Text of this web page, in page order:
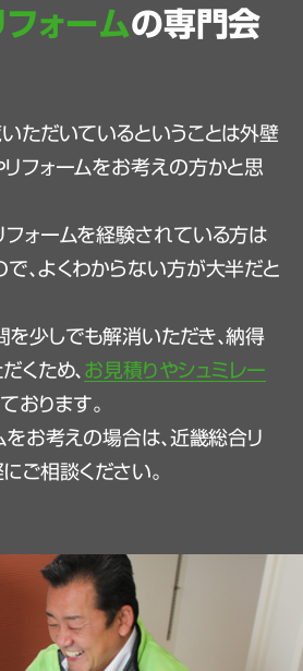
フォームの専門会
ただいているということは外壁
フォームをお考えの方かと思
ォームを経験されている方は
、よくわからない方が大半だと
少しでも解消いただき、納得
くため、 お見積りやシュミレー
おります。
をお考えの場合は、近畿総合リ
ご相談ください。